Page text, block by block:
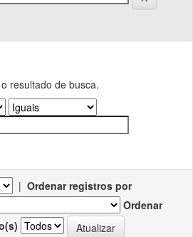
resultado de busca.
| Ordenar registros por
Ordenar